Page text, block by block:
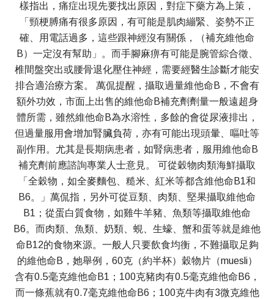
樣指出，痛症出現先要找出原因，對症下藥方為上策，
「頸梗膊痛有很多原因，有可能是肌肉繃緊、姿勢不正
確、用電話過多，這些跟神經沒有關係，（補充維他命
B）一定沒有幫助」。而手腳麻痹有可能是腕管綜合徵、
椎間盤突出或腰骨退化壓住神經，需要經醫生診斷才能安
排合適治療方案。 萬侃提醒，攝取過量維他命B，不會有
額外功效，市面上出售的維他命B補充劑劑量一般遠超身
體所需，雖然維他命B為水溶性，多餘的會從尿液排出，
但過量服用會增加腎臟負荷，亦有可能出現頭暈、嘔吐等
副作用。尤其是長期病患者，如腎病患者，服用維他命B
補充劑前應諮詢專業人士意見。 可從穀物肉類海鮮攝取
「全穀物，如全麥麵包、糙米、紅米等都含維他命B1和
B6。」萬侃指，另外可從豆類、肉類、堅果攝取維他命
B1；從蛋白質食物，如雞牛羊豬、魚類等攝取維他命
B6。而肉類、魚類、奶類、蜆、生蠔、蟹和蛋等就是維他
命B12的食物來源。一般人只要飲食均衡，不難攝取足夠
的維他命B，她舉例，60克（約半杯）穀物片（muesli）
含有0.5毫克維他命B1；100克豬肉有0.5毫克維他命B6，
而一條蕉就有0.7毫克維他命B6；100克牛肉有3微克維他